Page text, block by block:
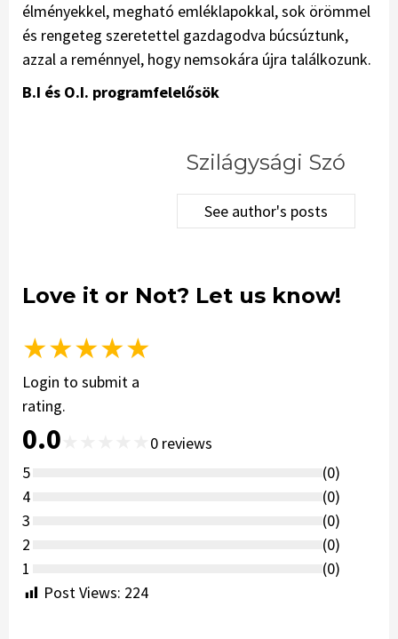
élményekkel, megható emléklapokkal, sok örömmel
és rengeteg szeretettel gazdagodva búcsúztunk,
azzal a reménnyel, hogy nemsokára újra találkozunk.
B.I és O.I. programfelelősök
Szilágysági Szó
See author's posts
Love it or Not? Let us know!
★★★★★
Login to submit a
rating.
0.0 0 reviews
5
(0)
4
(0)
3
(0)
2
(0)
1
(0)
Post Views: 224